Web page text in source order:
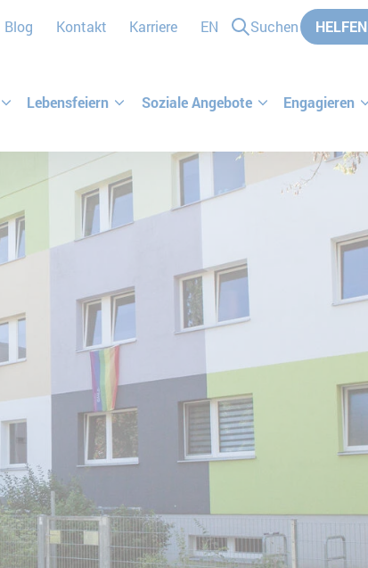
Blog Kontakt Karriere EN Suchen HELFEN
Lebensfeiern Soziale Angebote Engagieren